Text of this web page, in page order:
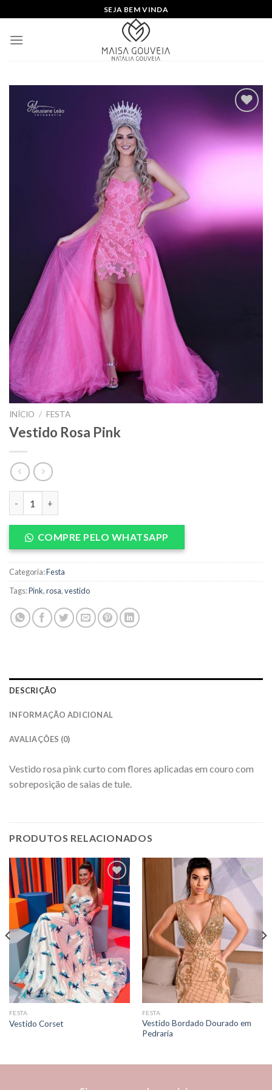
to
content
SEJA BEM VINDA
Add to
wishlist
INÍCIO / FESTA
Vestido Rosa Pink
COMPRE PELO WHATSAPP
Categoria:Festa
Tags:Pink,rosa,vestido
DESCRIÇÃO
INFORMAÇÃO ADICIONAL
AVALIAÇÕES (0)
Vestido rosa pink curto com flores aplicadas em couro com
sobreposição de saias de tule.
PRODUTOS RELACIONADOS
Add to
wishlist
FESTA
Vestido Corset
Add to
FESTA
Vestido Bordado Dourado em
Pedraria